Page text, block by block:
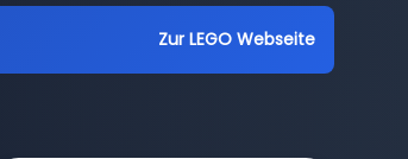
Zur LEGO Webseite